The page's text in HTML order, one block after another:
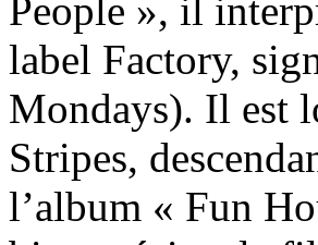
People », il
label Factory,
Mondays). Il est
Stripes,
l’album « Fun